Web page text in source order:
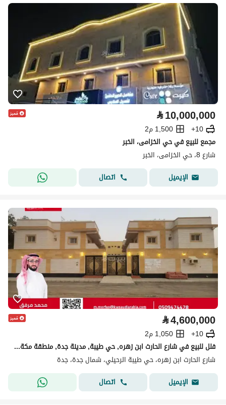
⃁10,000,000
10+
1,500 م2
مجمع للبيع في حي الخزامى، الخبر
شارع 8، حي الخزامى، الخبر
الإيميل
اتصال
⃁4,600,000
10+
1,050 م2
فلل للبيع في شارع الحارث ابن زهره, حي طيبة, مدينة جدة, منطقة مكة المكرمة
شارع الحارث ابن زهره، حي طيبة الرحيلي، شمال جدة، جدة
الإيميل
اتصال